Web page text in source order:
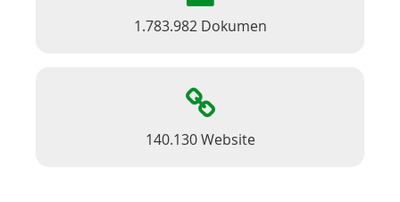
1.783.982 Dokumen
140.130 Website